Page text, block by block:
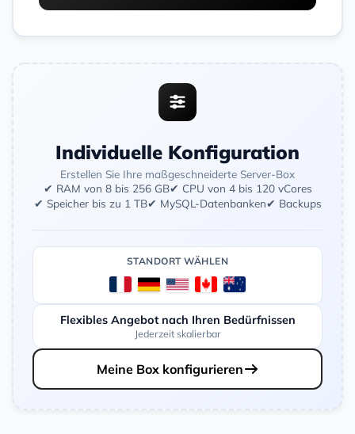
Individuelle Konfiguration
Erstellen Sie Ihre maßgeschneiderte Server-Box
✔ RAM von 8 bis 256 GB✔ CPU von 4 bis 120 vCores
✔ Speicher bis zu 1 TB✔ MySQL-Datenbanken✔ Backups
STANDORT WÄHLEN
Flexibles Angebot nach Ihren Bedürfnissen
Jederzeit skalierbar
Meine Box konfigurieren